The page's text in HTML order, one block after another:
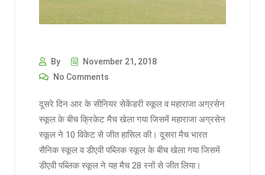
By
November 21, 2018
No Comments
दूसरे दिन आर के सीनियर सेकेंडरी स्कूल व महाराजा अग्रसेन
स्कूल के बीच क्रिकेट मैच खेला गया जिसमें महाराजा अग्रसेन
स्कूल ने 10 विकेट से जीत हासिल की। दूसरा मैच भारत
सैनिक स्कूल व डीएवी पब्लिक स्कूल के बीच खेला गया जिसमें
डीएवी पब्लिक स्कूल ने यह मैच 28 रनों से जीत लिया।